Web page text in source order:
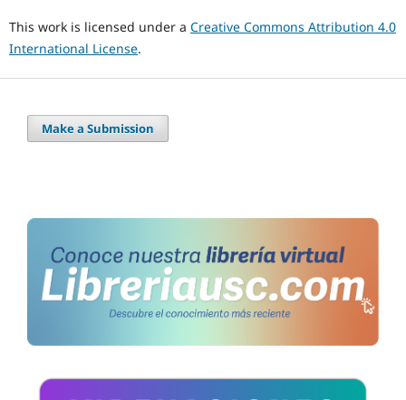
This work is licensed under a Creative Commons Attribution 4.0
International License.
Make a Submission